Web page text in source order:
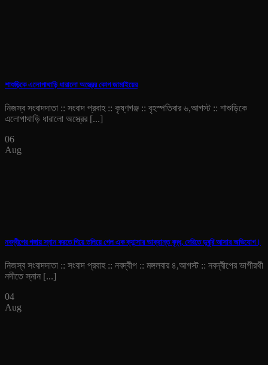
শাশুড়িকে এলোপাথাড়ি ধারালো অস্ত্রের কোপ জামাইয়ের
নিজস্ব সংবাদদাতা :: সংবাদ প্রবাহ :: কৃষ্ণগঞ্জ :: বৃহস্পতিবার ৬,আগস্ট :: শাশুড়িকে
এলোপাথাড়ি ধারালো অস্ত্রের [...]
06
Aug
নবদ্বীপের গঙ্গায় স্নান করতে গিয়ে তলিয়ে গেল এক ক্যান্সার আক্রান্ত বৃদ্ধ, দেরিতে ডুবুরি আসার অভিযোগ।
নিজস্ব সংবাদদাতা :: সংবাদ প্রবাহ :: নবদ্বীপ :: মঙ্গলবার ৪,আগস্ট :: নবদ্বীপের ভাগীরথী
নদীতে স্নান [...]
04
Aug